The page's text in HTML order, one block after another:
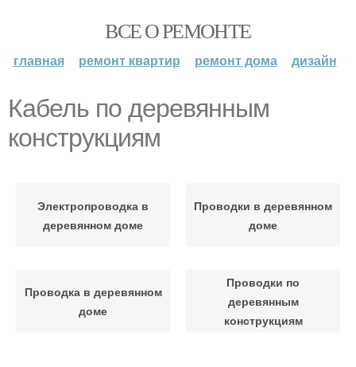
ВСЕ О РЕМОНТЕ
главная ремонт квартир ремонт дома дизайн
Кабель по деревянным
конструкциям
Электропроводка в
деревянном доме
Проводки в деревянном
доме
Проводка в деревянном
доме
Проводки по
деревянным
конструкциям